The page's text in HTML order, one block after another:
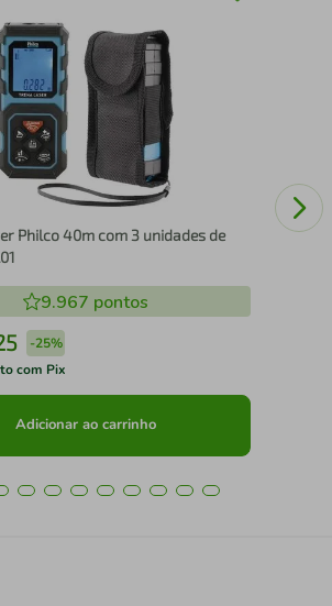
Philco 40m com 3 unidades de
9.967 pontos
-25%
com Pix
Adicionar ao carrinho